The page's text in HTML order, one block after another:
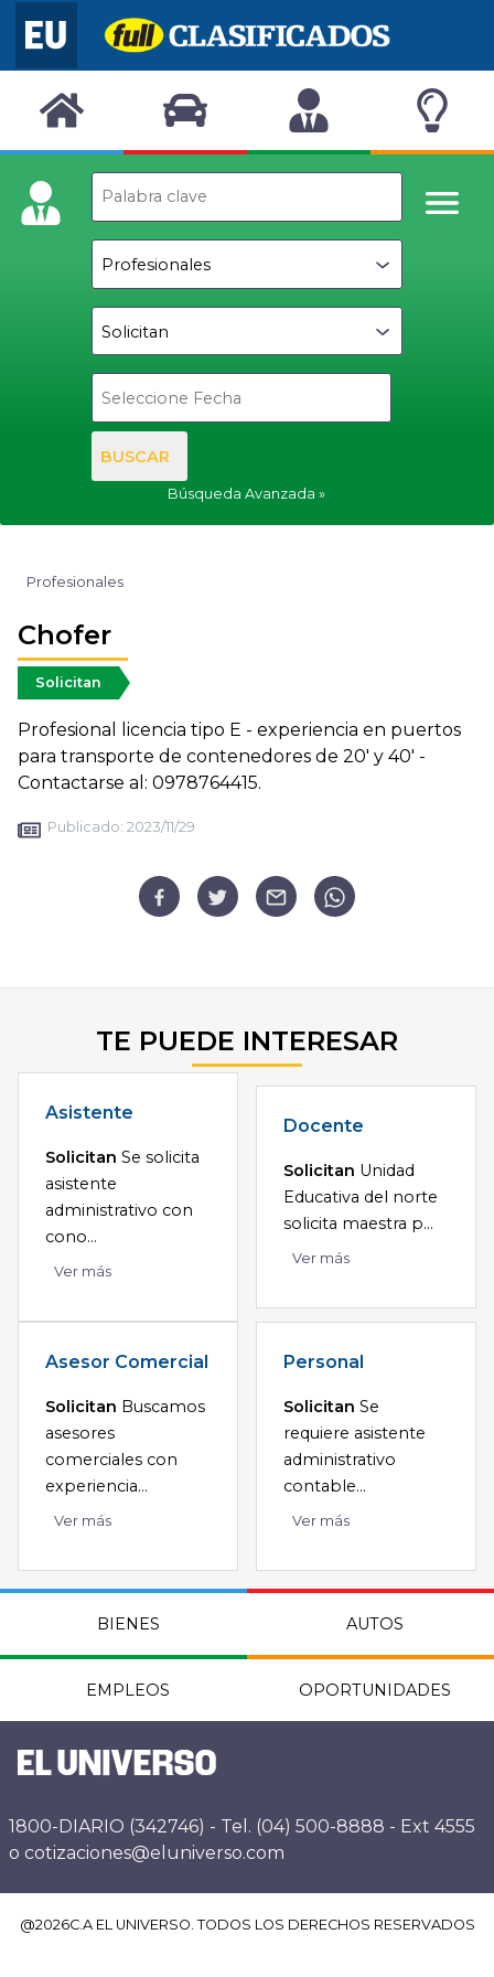
BUSCAR
Búsqueda Avanzada
Profesionales
Chofer
Solicitan
Profesional licencia tipo E - experiencia en puertos
para transporte de contenedores de 20' y 40' -
Contactarse al: 0978764415.
Publicado: 2023/11/29
TE PUEDE INTERESAR
Asistente
Solicitan Se solicita
asistente
administrativo con
cono...
Ver más
Docente
Solicitan Unidad
Educativa del norte
solicita maestra p...
Ver más
Asesor Comercial
Solicitan Buscamos
asesores
comerciales con
experiencia...
Ver más
Personal
Solicitan Se
requiere asistente
administrativo
contable...
Ver más
BIENES AUTOS
EMPLEOS OPORTUNIDADES
1800-DIARIO (342746) - Tel. (04) 500-8888 - Ext 4555
o cotizaciones@eluniverso.com
@2026C.A EL UNIVERSO. TODOS LOS DERECHOS RESERVADOS